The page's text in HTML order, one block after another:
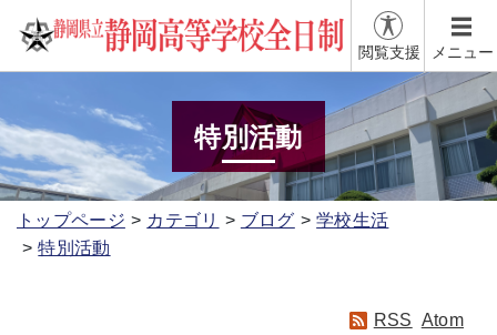
閲覧支援 メニュー
特別活動
トップページ カテゴリ ブログ
学校生活
特別活動
RSS Atom